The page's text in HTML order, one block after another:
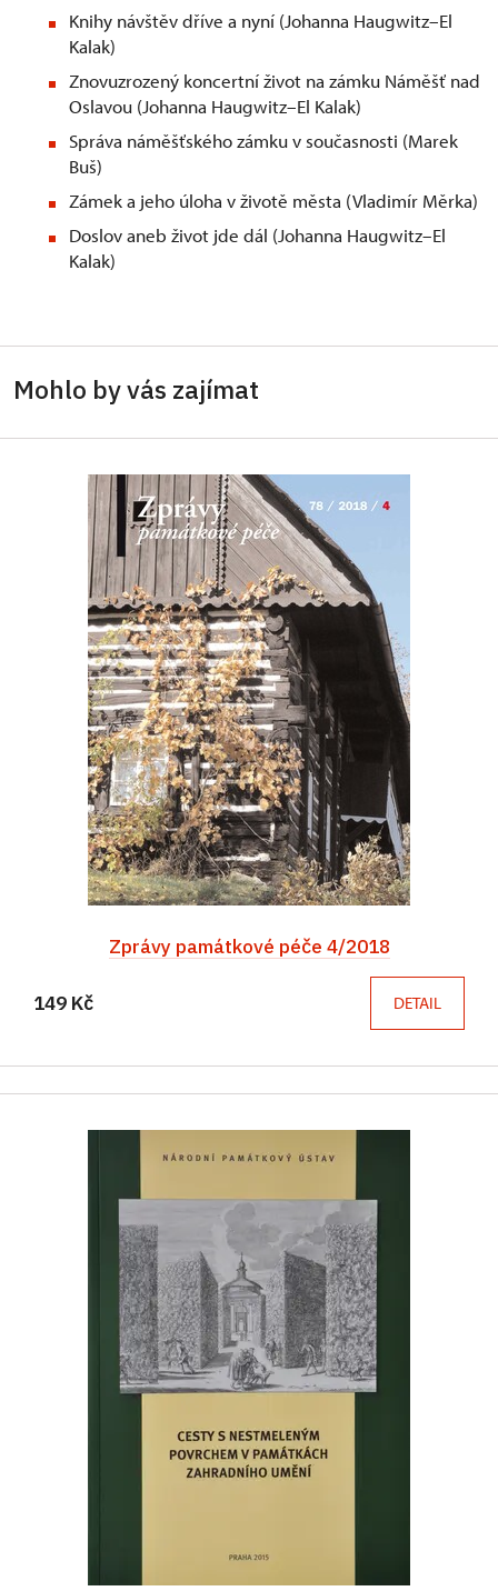
Knihy návštěv dříve a nyní (Johanna Haugwitz–El
Kalak)
Znovuzrozený koncertní život na zámku Náměšť nad
Oslavou (Johanna Haugwitz–El Kalak)
Správa náměšťského zámku v současnosti (Marek
Buš)
Zámek a jeho úloha v životě města (Vladimír Měrka)
Doslov aneb život jde dál (Johanna Haugwitz–El
Kalak)
Mohlo by vás zajímat
Zprávy památkové péče 4/2018
149 Kč DETAIL